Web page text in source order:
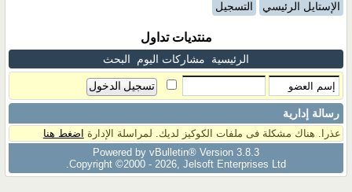
الإستايل الرئيسي التسجيل
منتديات تداول
الرئيسية مشاركات اليوم البحث
رسالة إدارية
عذرا. هناك مشكلة فى ملفات الكوكيز لديك. لمراسلة الإدارة اضغط هنا
Powered by vBulletin® Version 3.8.3
Copyright ©2000 - 2026, Jelsoft Enterprises Ltd.